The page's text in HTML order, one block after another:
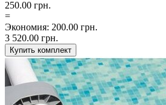
250.00 грн.
=
Экономия: 200.00 грн.
3 520.00 грн.
Купить комплект